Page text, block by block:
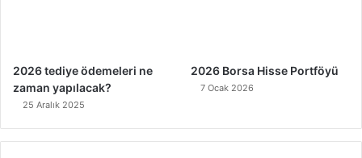
2026 tediye ödemeleri ne
zaman yapılacak?
25 Aralık 2025
2026 Borsa Hisse Portföyü
7 Ocak 2026